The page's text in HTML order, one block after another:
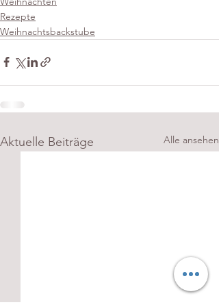
Rezepte
Weihnachtsbackstube
Aktuelle Beiträge Alle ansehen